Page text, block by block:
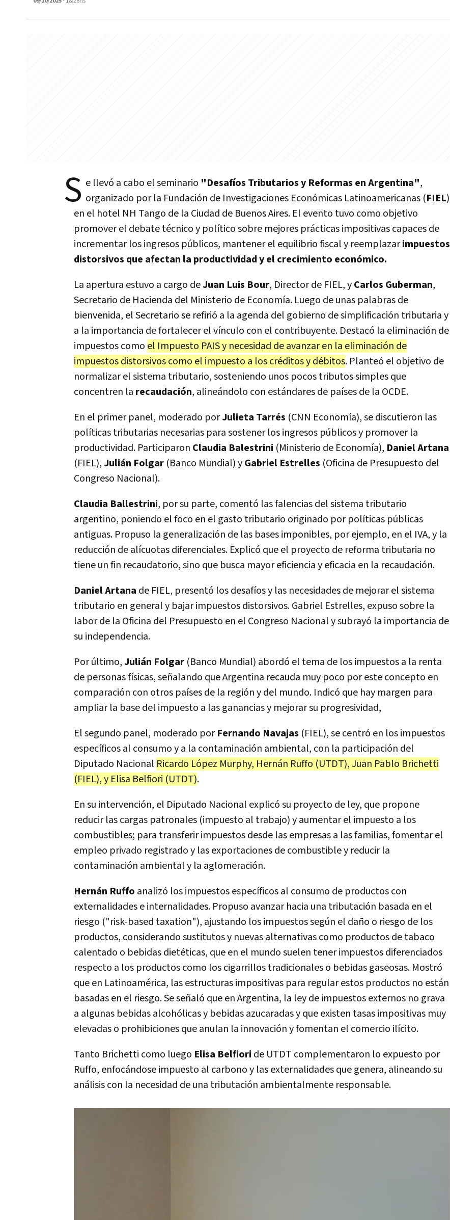
S e llevó a cabo el seminario "Desafíos Tributarios y Reformas en Argentina",
organizado por la Fundación de Investigaciones Económicas Latinoamericanas (FIEL)
en el hotel NH Tango de la Ciudad de Buenos Aires. El evento tuvo como objetivo
promover el debate técnico y político sobre mejores prácticas impositivas capaces de
incrementar los ingresos públicos, mantener el equilibrio fiscal y reemplazarimpuestos
distorsivos que afectan la productividad y el crecimiento económico.
La apertura estuvo a cargo deJuan Luis Bour, Director de FIEL, yCarlos Guberman,
Secretario de Hacienda del Ministerio de Economía. Luego de unas palabras de
bienvenida, el Secretario se refirió a la agenda del gobierno de simplificación tributaria y
a la importancia de fortalecer el vínculo con el contribuyente. Destacó la eliminación de
impuestos como el Impuesto PAIS y necesidad de avanzar en la eliminación de
impuestos distorsivos como el impuesto a los créditos y débitos. Planteó el objetivo de
normalizar el sistema tributario, sosteniendo unos pocos tributos simples que
concentren la recaudación, alineándolo con estándares de países de la OCDE.
En el primer panel, moderado porJulieta Tarrés (CNN Economía), se discutieron las
políticas tributarias necesarias para sostener los ingresos públicos y promover la
productividad. Participaron Claudia Balestrini (Ministerio de Economía), Daniel Artana
(FIEL),Julián Folgar (Banco Mundial) yGabriel Estrelles (Oficina de Presupuesto del
Congreso Nacional).
Claudia Ballestrini, por su parte, comentó las falencias del sistema tributario
argentino, poniendo el foco en el gasto tributario originado por políticas públicas
antiguas. Propuso la generalización de las bases imponibles, por ejemplo, en el IVA, y la
reducción de alícuotas diferenciales. Explicó que el proyecto de reforma tributaria no
tiene un fin recaudatorio, sino que busca mayor eficiencia y eficacia en la recaudación.
Daniel Artana de FIEL, presentó los desafíos y las necesidades de mejorar el sistema
tributario en general y bajar impuestos distorsivos. Gabriel Estrelles, expuso sobre la
labor de la Oficina del Presupuesto en el Congreso Nacional y subrayó la importancia de
su independencia.
Por último,Julián Folgar (Banco Mundial) abordó el tema de los impuestos a la renta
de personas físicas, señalando que Argentina recauda muy poco por este concepto en
comparación con otros países de la región y del mundo. Indicó que hay margen para
ampliar la base del impuesto a las ganancias y mejorar su progresividad,
El segundo panel, moderado porFernando Navajas (FIEL), se centró en los impuestos
específicos al consumo y a la contaminación ambiental, con la participación del
Diputado Nacional Ricardo López Murphy, Hernán Ruffo (UTDT), Juan Pablo Brichetti
(FIEL), y Elisa Belfiori (UTDT).
En su intervención, el Diputado Nacional explicó su proyecto de ley, que propone
reducir las cargas patronales (impuesto al trabajo) y aumentar el impuesto a los
combustibles; para transferir impuestos desde las empresas a las familias, fomentar el
empleo privado registrado y las exportaciones de combustible y reducir la
contaminación ambiental y la aglomeración.
Hernán Ruffo analizó los impuestos específicos al consumo de productos con
externalidades e internalidades. Propuso avanzar hacia una tributación basada en el
riesgo ("risk-based taxation"), ajustando los impuestos según el daño o riesgo de los
productos, considerando sustitutos y nuevas alternativas como productos de tabaco
calentado o bebidas dietéticas, que en el mundo suelen tener impuestos diferenciados
respecto a los productos como los cigarrillos tradicionales o bebidas gaseosas. Mostró
que en Latinoamérica, las estructuras impositivas para regular estos productos no están
basadas en el riesgo. Se señaló que en Argentina, la ley de impuestos externos no grava
a algunas bebidas alcohólicas y bebidas azucaradas y que existen tasas impositivas muy
elevadas o prohibiciones que anulan la innovación y fomentan el comercio ilícito.
Tanto Brichetti como luego Elisa Belfiori de UTDT complementaron lo expuesto por
Ruffo, enfocándose impuesto al carbono y las externalidades que genera, alineando su
análisis con la necesidad de una tributación ambientalmente responsable.